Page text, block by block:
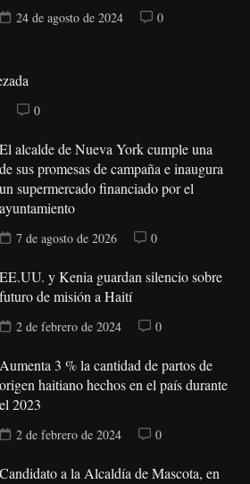
24 de agosto de 2024 0
0
El alcalde de Nueva York cumple una
de sus promesas de campaña e inaugura
un supermercado financiado por el
ayuntamiento
7 de agosto de 2026 0
EE.UU. y Kenia guardan silencio sobre
futuro de misión a Haití
2 de febrero de 2024 0
Aumenta 3 % la cantidad de partos de
origen haitiano hechos en el país durante
el 2023
2 de febrero de 2024 0
Candidato a la Alcaldía de Mascota, en